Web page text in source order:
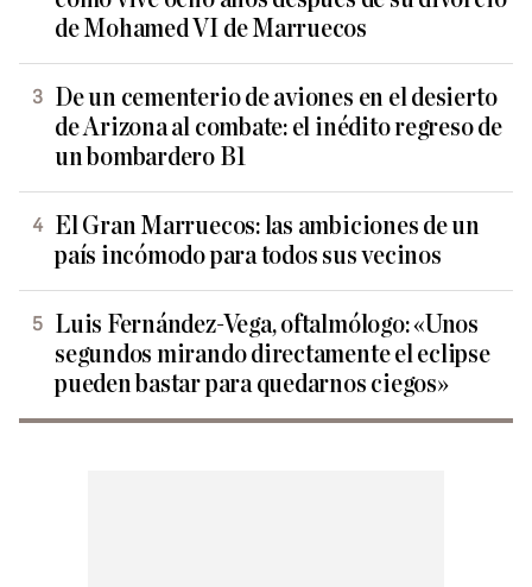
de Mohamed VI de Marruecos
De un cementerio de aviones en el desierto
de Arizona al combate: el inédito regreso de
un bombardero B1
El Gran Marruecos: las ambiciones de un
país incómodo para todos sus vecinos
Luis Fernández-Vega, oftalmólogo: «Unos
segundos mirando directamente el eclipse
pueden bastar para quedarnos ciegos»